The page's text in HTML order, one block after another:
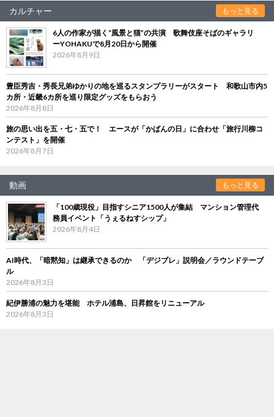
カルチャー もっと見る
6人の作家が描く“風景と猫”の共演 歌舞伎座そばのギャラリ
ーYOHAKUで8月20日から開催
2026年8月9日
豊臣秀吉・秀長兄弟ゆかりの地を巡るスタンプラリーがスタート 和歌山市内5
カ所・近畿6カ所を巡り限定グッズをもらおう
2026年8月8日
旅の思い出を五・七・五で！ エースが「かばんの日」に合わせ「旅行川柳コ
ンテスト」を開催
2026年8月7日
動画 もっと見る
「100歳現役」目指すシニア1500人が集結 マンション管理代
務員イベント「うぇるねすシップ」
2026年8月4日
AI時代、「暗黙知」は継承できるのか 「デジブレ」説明会／ラウンドテーブ
ル
2026年8月3日
紀伊勝浦の魅力を堪能 ホテル浦島、日昇館をリニューアル
2026年8月3日